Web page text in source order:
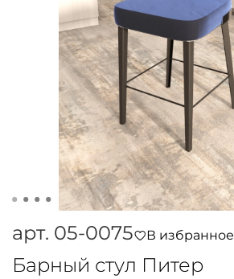
арт. 05-0075 В избранное
Барный стул Питер